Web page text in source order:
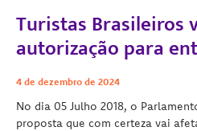
Turistas Brasileiros
autorização para
4 de dezembro de 2024
No dia 05 Julho 2018, o
proposta que com certeza vai